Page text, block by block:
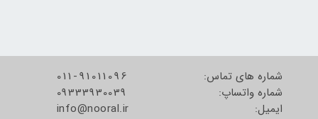
شماره های تماس:
شماره واتساپ:
​​​​​​​ایمیل:
011-91011096
09333930039
info@nooral.ir